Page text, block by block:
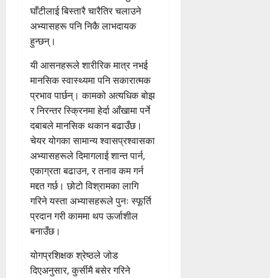
घाँटीलाई बिस्तारै चारैतिर चलाउने
अभ्यासहरू पनि निकै लाभदायक
हुन्छन्।
यी आसनहरूले शारीरिक मात्र नभई
मानसिक स्वास्थ्यमा पनि सकारात्मक
प्रभाव पार्छन्। कामको अत्यधिक बोझ
र निरन्तर स्क्रिनमा हेर्दा आँखामा पर्ने
दबाबले मानसिक थकान बढाउँछ।
चेयर योगका सामान्य श्वासप्रश्वासका
अभ्यासहरूले दिमागलाई शान्त पार्न,
एकाग्रता बढाउन, र तनाव कम गर्न
मद्दत गर्छ। छोटो विश्रामका लागि
गरिने यस्ता अभ्यासहरूले पुनः स्फूर्ति
प्रदान गरी काममा थप ऊर्जाशील
बनाउँछ।
योगप्रशिक्षक श्रेष्ठले जोड
दिएअनुसार, कुर्सीमै बसेर गरिने